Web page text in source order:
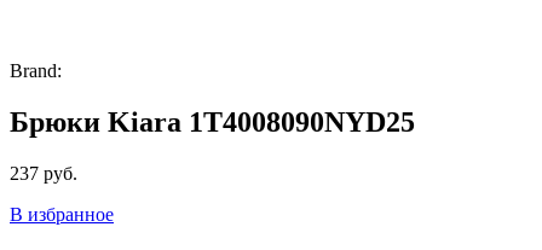
Brand:
Брюки Kiara 1T4008090NYD25
237 руб.
В избранное